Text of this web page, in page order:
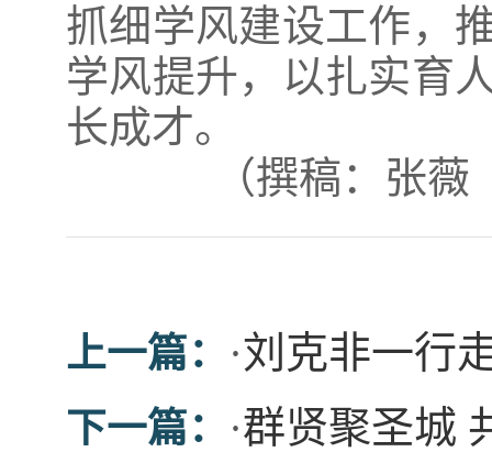
抓细学风建设工作，
学风提升，以扎实育
长成才。
（撰稿：张
上一篇： ·刘克非一行
下一篇： ·群贤聚圣城